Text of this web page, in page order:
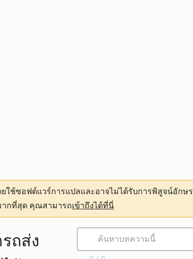
ใช้ซอฟต์แวร์การแปลและอาจไม่ได้รับการพิสูจน์อักษร
กที่สุด คุณสามารถเข้าถึงได้ที่นี่
ถส่ง